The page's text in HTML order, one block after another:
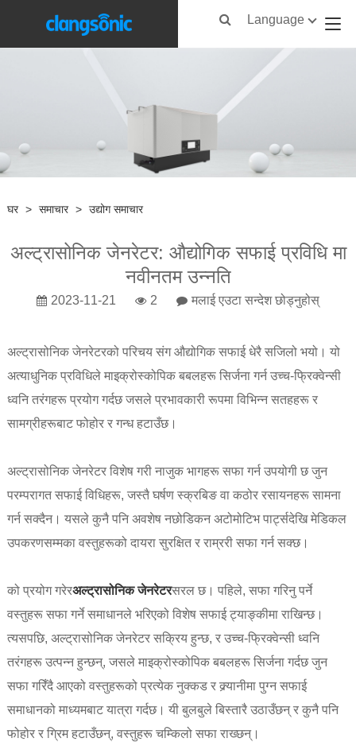
Language
घर > समाचार > उद्योग समाचार
अल्ट्रासोनिक जेनरेटर: औद्योगिक सफाई प्रविधि मा
नवीनतम उन्नति
2023-11-21 2 मलाई एउटा सन्देश छोड्नुहोस्
अल्ट्रासोनिक जेनरेटरको परिचय संग औद्योगिक सफाई धेरै सजिलो भयो। यो
अत्याधुनिक प्रविधिले माइक्रोस्कोपिक बबलहरू सिर्जना गर्न उच्च-फ्रिक्वेन्सी
ध्वनि तरंगहरू प्रयोग गर्दछ जसले प्रभावकारी रूपमा विभिन्न सतहहरू र
सामग्रीहरूबाट फोहोर र गन्ध हटाउँछ।
अल्ट्रासोनिक जेनरेटर विशेष गरी नाजुक भागहरू सफा गर्न उपयोगी छ जुन
परम्परागत सफाई विधिहरू, जस्तै घर्षण स्क्रबिङ वा कठोर रसायनहरू सामना
गर्न सक्दैन। यसले कुनै पनि अवशेष नछोडिकन अटोमोटिभ पार्ट्सदेखि मेडिकल
उपकरणसम्मका वस्तुहरूको दायरा सुरक्षित र राम्ररी सफा गर्न सक्छ।
को प्रयोग गरेरअल्ट्रासोनिक जेनरेटरसरल छ। पहिले, सफा गरिनु पर्ने
वस्तुहरू सफा गर्ने समाधानले भरिएको विशेष सफाई ट्याङ्कीमा राखिन्छ।
त्यसपछि, अल्ट्रासोनिक जेनरेटर सक्रिय हुन्छ, र उच्च-फ्रिक्वेन्सी ध्वनि
तरंगहरू उत्पन्न हुन्छन्, जसले माइक्रोस्कोपिक बबलहरू सिर्जना गर्दछ जुन
सफा गरिँदै आएको वस्तुहरूको प्रत्येक नुक्कड र क्र्यानीमा पुग्न सफाई
समाधानको माध्यमबाट यात्रा गर्दछ। यी बुलबुले बिस्तारै उठाउँछन् र कुनै पनि
फोहोर र ग्रिम हटाउँछन्, वस्तुहरू चम्किलो सफा राख्छन्।